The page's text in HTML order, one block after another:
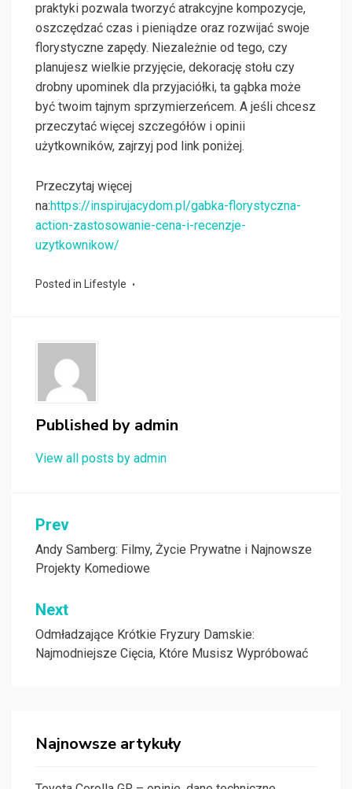
praktyki pozwala tworzyć atrakcyjne kompozycje,
oszczędzać czas i pieniądze oraz rozwijać swoje
florystyczne zapędy. Niezależnie od tego, czy
planujesz wielkie przyjęcie, dekorację stołu czy
drobny upominek dla przyjaciółki, ta gąbka może
być twoim tajnym sprzymierzeńcem. A jeśli chcesz
przeczytać więcej szczegółów i opinii
użytkowników, zajrzyj pod link poniżej.
Przeczytaj więcej
na:https://inspirujacydom.pl/gabka-florystyczna-
action-zastosowanie-cena-i-recenzje-
uzytkownikow/
Posted in Lifestyle
Published by admin
View all posts by admin
Nawigacja
wpisu
Prev
Andy Samberg: Filmy, Życie Prywatne i Najnowsze
Projekty Komediowe
Next
Odmładzające Krótkie Fryzury Damskie:
Najmodniejsze Cięcia, Które Musisz Wypróbować
Najnowsze artykuły